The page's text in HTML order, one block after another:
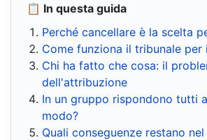
📋 In questa guida
Perché cancellare è la scelta
Come funziona il tribunale per
Chi ha fatto che cosa: il
dell'attribuzione
In un gruppo rispondono tutti
modo?
Quali conseguenze restano